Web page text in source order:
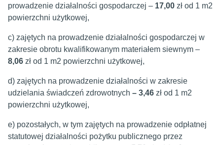
prowadzenie działalności gospodarczej – 17,00 zł od 1 m2
powierzchni użytkowej,
c) zajętych na prowadzenie działalności gospodarczej w
zakresie obrotu kwalifikowanym materiałem siewnym –
8,06 zł od 1 m2 powierzchni użytkowej,
d) zajętych na prowadzenie działalności w zakresie
udzielania świadczeń zdrowotnych – 3,46 zł od 1 m2
powierzchni użytkowej,
e) pozostałych, w tym zajętych na prowadzenie odpłatnej
statutowej działalności pożytku publicznego przez